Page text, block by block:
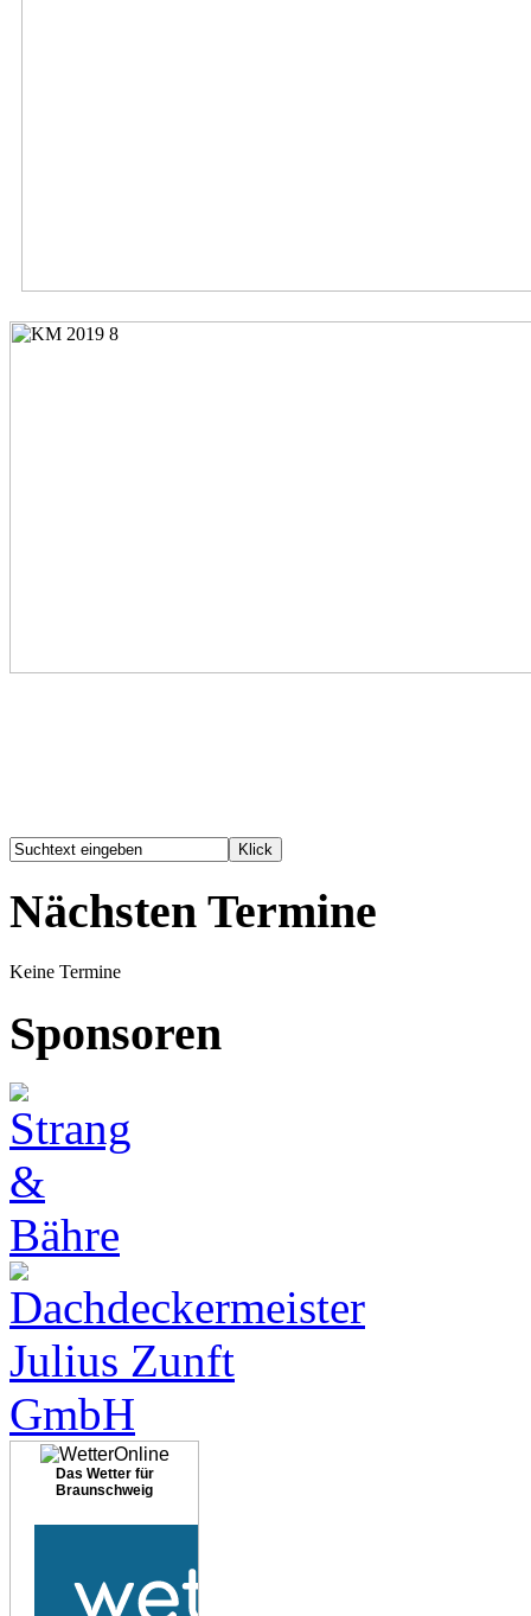
Nächsten Termine
Keine Termine
Sponsoren
Das Wetter für
Braunschweig